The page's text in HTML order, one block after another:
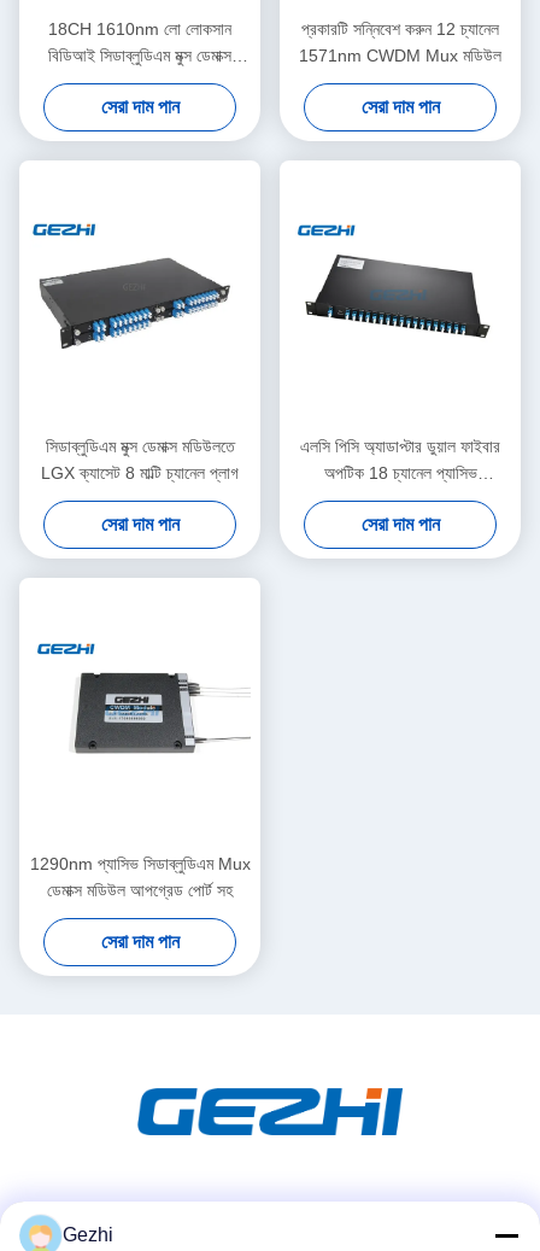
18CH 1610nm লো লোকসান
বিডিআই সিডাব্লুডিএম মুক্স ডেমাক্স
মডিউল
সেরা দাম পান
প্রকারটি সন্নিবেশ করুন 12 চ্যানেল
1571nm CWDM Mux মডিউল
সেরা দাম পান
সিডাব্লুডিএম মুক্স ডেমাক্স মডিউলতে
LGX ক্যাসেট 8 মাল্টি চ্যানেল প্লাগ
সেরা দাম পান
এলসি পিসি অ্যাডাপ্টার ডুয়াল ফাইবার
অপটিক 18 চ্যানেল প্যাসিভ
সিডাব্লুডিএম
সেরা দাম পান
1290nm প্যাসিভ সিডাব্লুডিএম Mux
ডেমাক্স মডিউল আপগ্রেড পোর্ট সহ
সেরা দাম পান
Gezhi